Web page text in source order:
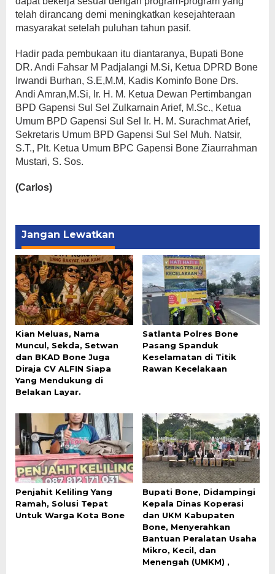
telah dirancang demi meningkatkan kesejahteraan
masyarakat setelah puluhan tahun pasif.
Hadir pada pembukaan itu diantaranya, Bupati Bone
DR. Andi Fahsar M Padjalangi M.Si, Ketua DPRD Bone
Irwandi Burhan, S.E,M.M, Kadis Kominfo Bone Drs.
Andi Amran,M.Si, Ir. H. M. Ketua Dewan Pertimbangan
BPD Gapensi Sul Sel Zulkarnain Arief, M.Sc., Ketua
Umum BPD Gapensi Sul Sel Ir. H. M. Surachmat Arief,
Sekretaris Umum BPD Gapensi Sul Sel Muh. Natsir,
S.T., Plt. Ketua Umum BPC Gapensi Bone Ziaurrahman
Mustari, S. Sos.
(Carlos)
Jangan Lewatkan
Kian Meluas, Nama
Muncul, Sekda, Setwan
dan BKAD Bone Juga
Diraja CV ALFIN Siapa
Yang Mendukung di
Belakan Layar.
Satlanta Polres Bone
Pasang Spanduk
Keselamatan di Titik
Rawan Kecelakaan
Penjahit Keliling Yang
Ramah, Solusi Tepat
Untuk Warga Kota Bone
Bupati Bone, Didampingi
Kepala Dinas Koperasi
dan UKM Kabupaten
Bone, Menyerahkan
Bantuan Peralatan Usaha
Mikro, Kecil, dan
Menengah (UMKM) ,